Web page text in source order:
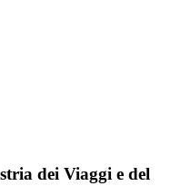
dei Viaggi e del